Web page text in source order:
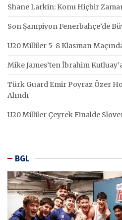
Shane Larkin: Konu Hiçbir
Son Şampiyon Fenerbahçe’de
U20 Milliler 5-8 Klasman
Mike James’ten İbrahim
Türk Guard Emir Poyraz Özer
Alındı
U20 Milliler Çeyrek Finalde
BGL